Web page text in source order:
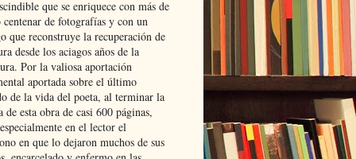
que se enriquece con más de
centenar de fotografías y con un
que reconstruye la recuperación de
desde los aciagos años de la
Por la valiosa aportación
aportada sobre el último
de la vida del poeta, al terminar la
de esta obra de casi 600 páginas,
en el lector el
en que lo dejaron muchos de sus